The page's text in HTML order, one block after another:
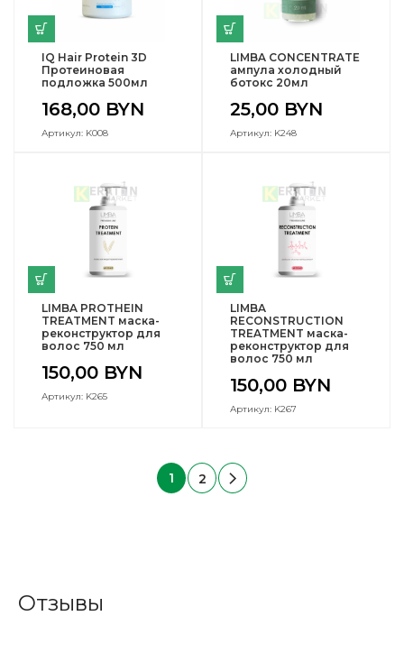
IQ Hair Protein 3D
Протеиновая
подложка 500мл
168,00 BYN
Артикул: K008
LIMBA CONCENTRATE
ампула холодный
ботокс 20мл
25,00 BYN
Артикул: K248
LIMBA PROTHEIN
TREATMENT маска-
реконструктор для
волос 750 мл
150,00 BYN
Артикул: K265
LIMBA
RECONSTRUCTION
TREATMENT маска-
реконструктор для
волос 750 мл
150,00 BYN
Артикул: K267
1 2
Отзывы